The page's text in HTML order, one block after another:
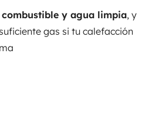
y agua limpia, y
gas si tu calefacción